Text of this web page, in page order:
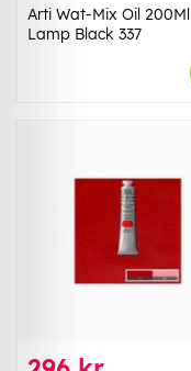
Arti Wat-Mix Oil 200Ml
Lamp Black 337